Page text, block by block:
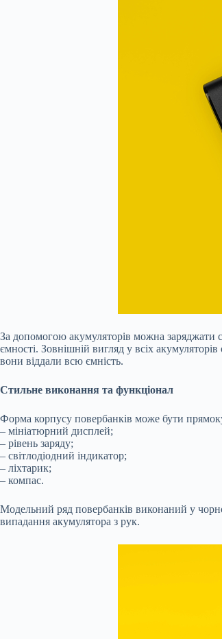
За допомогою акумуляторів можна заряджати
ємності. Зовнішній вигляд у всіх
вони віддали всю ємність.
Стильне виконання та функціонал
Форма корпусу повербанків може бути
– мініатюрний дисплей;
– рівень заряду;
– світлодіодний індикатор;
– ліхтарик;
– компас.
Модельний ряд повербанків виконаний у
випадання акумулятора з рук.